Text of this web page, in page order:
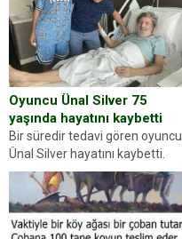
dikkatinizi en...
Oyuncu Ünal Silver 75
yaşında hayatını kaybetti
Bir süredir tedavi gören oyuncu
Ünal Silver hayatını kaybetti.
Haberi, oyuncunun menajerlik
ajansı duyurdu. Renda Güner,
sosyal medya hesabında “Usta
Oyuncumuz ve çok değerli